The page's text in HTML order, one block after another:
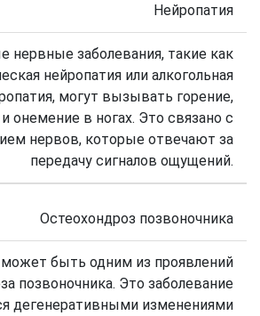
Нейропатия
нервные заболевания, такие как
нейропатия или алкогольная
могут вызывать горение,
онемение в ногах. Это связано с
нервов, которые отвечают за
передачу сигналов ощущений.
Остеохондроз позвоночника
может быть одним из проявлений
позвоночника. Это заболевание
дегенеративными изменениями